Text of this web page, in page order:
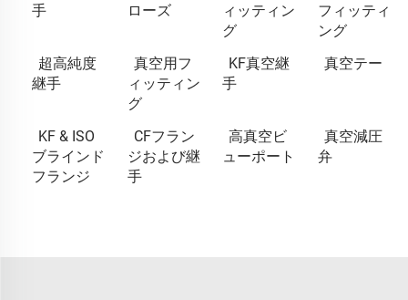
手
ローズ
ィッティン
グ
フィッティ
ング
超高純度
継手
真空用フ
ィッティン
グ
KF真空継
手
真空テー
KF & ISO
ブラインド
フランジ
CFフラン
ジおよび継
手
高真空ビ
ューポート
真空減圧
弁